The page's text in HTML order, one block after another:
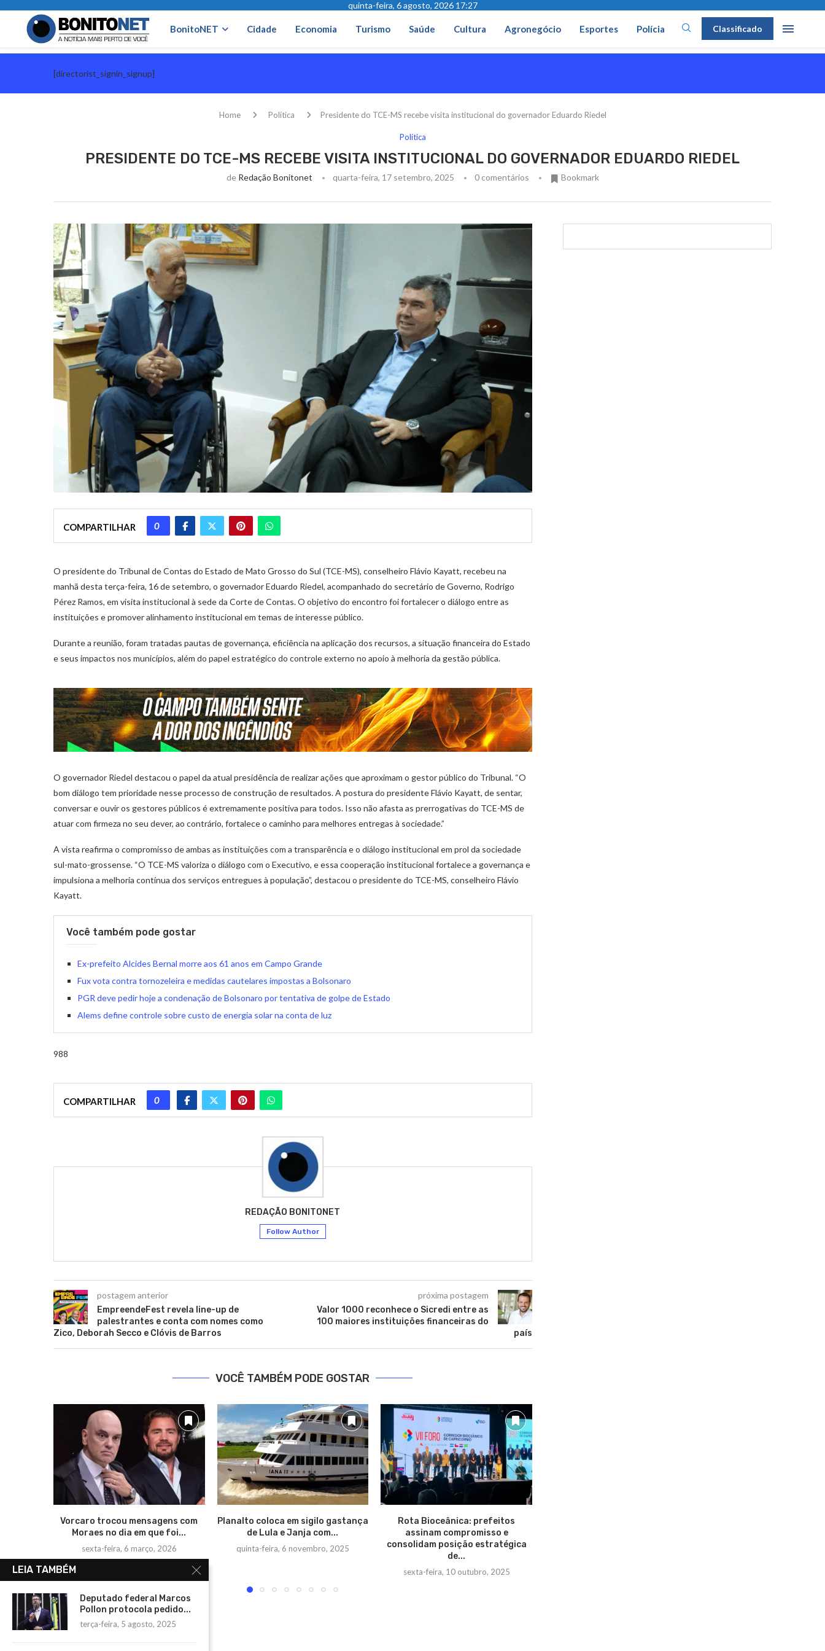
quinta-feira, 6 agosto, 2026 17:27
BonitoNET Cidade Economia Turismo Saúde Cultura Agronegócio Esportes Polícia Classificado
[directorist_signin_signup]
Home Política Presidente do TCE-MS recebe visita institucional do governador Eduardo Riedel
Política
PRESIDENTE DO TCE-MS RECEBE VISITA INSTITUCIONAL DO GOVERNADOR EDUARDO RIEDEL
de Redação Bonitonet quarta-feira, 17 setembro, 2025 0 comentários Bookmark
COMPARTILHAR 0
O presidente do Tribunal de Contas do Estado de Mato Grosso do Sul (TCE-MS), conselheiro Flávio Kayatt, recebeu na
manhã desta terça-feira, 16 de setembro, o governador Eduardo Riedel, acompanhado do secretário de Governo, Rodrigo
Pérez Ramos, em visita institucional à sede da Corte de Contas. O objetivo do encontro foi fortalecer o diálogo entre as
instituições e promover alinhamento institucional em temas de interesse público.
Durante a reunião, foram tratadas pautas de governança, eficiência na aplicação dos recursos, a situação financeira do Estado
e seus impactos nos municípios, além do papel estratégico do controle externo no apoio à melhoria da gestão pública.
O governador Riedel destacou o papel da atual presidência de realizar ações que aproximam o gestor público do Tribunal. “O
bom diálogo tem prioridade nesse processo de construção de resultados. A postura do presidente Flávio Kayatt, de sentar,
conversar e ouvir os gestores públicos é extremamente positiva para todos. Isso não afasta as prerrogativas do TCE-MS de
atuar com firmeza no seu dever, ao contrário, fortalece o caminho para melhores entregas à sociedade.”
A vista reafirma o compromisso de ambas as instituições com a transparência e o diálogo institucional em prol da sociedade
sul-mato-grossense. “O TCE-MS valoriza o diálogo com o Executivo, e essa cooperação institucional fortalece a governança e
impulsiona a melhoria contínua dos serviços entregues à população”, destacou o presidente do TCE-MS, conselheiro Flávio
Kayatt.
Você também pode gostar
Ex-prefeito Alcides Bernal morre aos 61 anos em Campo Grande
Fux vota contra tornozeleira e medidas cautelares impostas a Bolsonaro
PGR deve pedir hoje a condenação de Bolsonaro por tentativa de golpe de Estado
Alems define controle sobre custo de energia solar na conta de luz
988
COMPARTILHAR 0
REDAÇÃO BONITONET
Follow Author
postagem anterior
EmpreendeFest revela line-up de
palestrantes e conta com nomes como
Zico, Deborah Secco e Clóvis de Barros
próxima postagem
Valor 1000 reconhece o Sicredi entre as
100 maiores instituições financeiras do
país
VOCÊ TAMBÉM PODE GOSTAR
Vorcaro trocou mensagens com
Moraes no dia em que foi...
sexta-feira, 6 março, 2026
Planalto coloca em sigilo gastança
de Lula e Janja com...
quinta-feira, 6 novembro, 2025
Rota Bioceânica: prefeitos
assinam compromisso e
consolidam posição estratégica
de...
sexta-feira, 10 outubro, 2025
LEIA TAMBÉM
Deputado federal Marcos
Pollon protocola pedido...
terça-feira, 5 agosto, 2025